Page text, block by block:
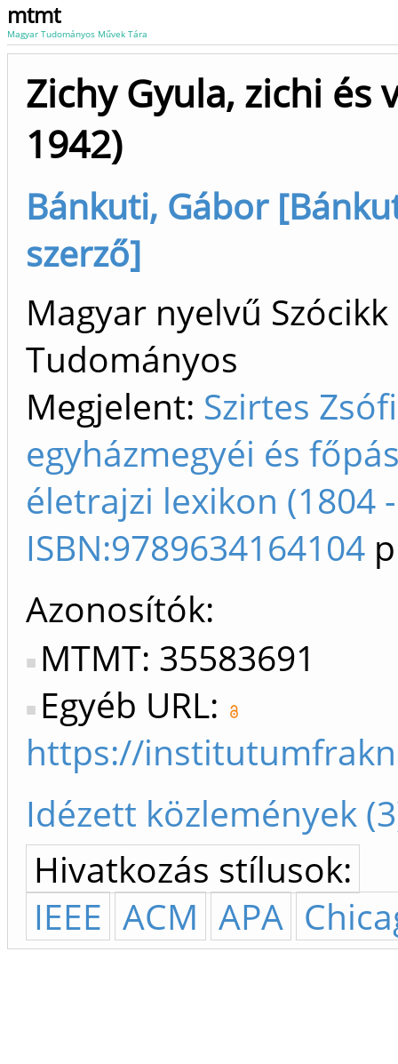
mtmt
Magyar Tudományos Művek Tára
Zichy Gyula, zichi és
1942)
Bánkuti, Gábor
szerző]
Magyar nyelvű
Tudományos
Megjelent: Szirtes
egyházmegyéi és
életrajzi lexikon (1804
ISBN:9789634164104
Azonosítók
MTMT: 35583691
Egyéb URL:
https://
Idézett közlemények
Hivatkozás stílusok:
IEEE ACM APA